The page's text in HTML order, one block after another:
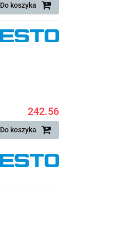
Do koszyka
242.56
Do koszyka